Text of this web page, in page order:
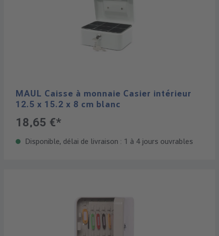
MAUL Caisse à monnaie Casier intérieur
12.5 x 15.2 x 8 cm blanc
18,65 €*
Disponible, délai de livraison : 1 à 4 jours ouvrables